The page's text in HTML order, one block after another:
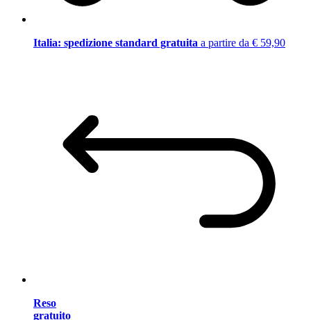
Italia: spedizione standard gratuita a partire da € 59,90
Reso
gratuito